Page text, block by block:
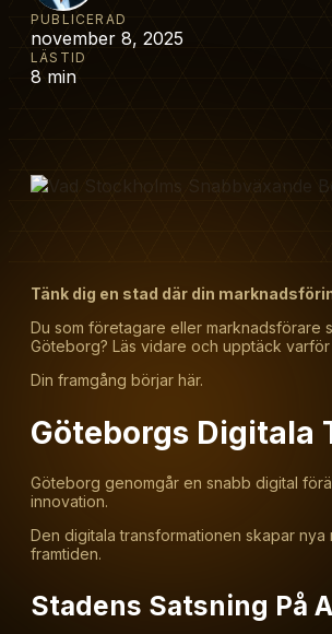
PUBLICERAD
november 8, 2025
LÄSTID
8 min
Tänk dig en stad där din
Du som företagare eller marknadsförare
Göteborg? Läs vidare och upptäck
Din framgång börjar här.
Göteborgs Digitala
Göteborg genomgår en snabb digital
innovation.
Den digitala transformationen skapar
framtiden.
Stadens Satsning På